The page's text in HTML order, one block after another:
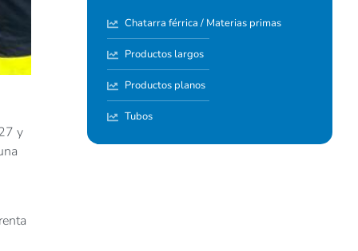
y
Chatarra férrica / Materias primas
Productos largos
Productos planos
Tubos